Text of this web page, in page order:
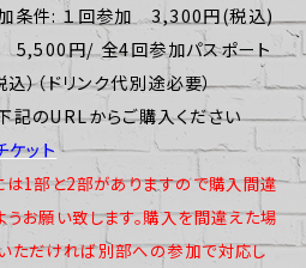
加条件: １回参加 3,300円(税込)
5,500円/ 全4回参加パスポート
）（ドリンク代別途必要）
記のURLからご購入ください
ット
は1部と2部がありますので購入間違
うお願い致します。購入を間違えた場
ただければ別部への参加で対応し